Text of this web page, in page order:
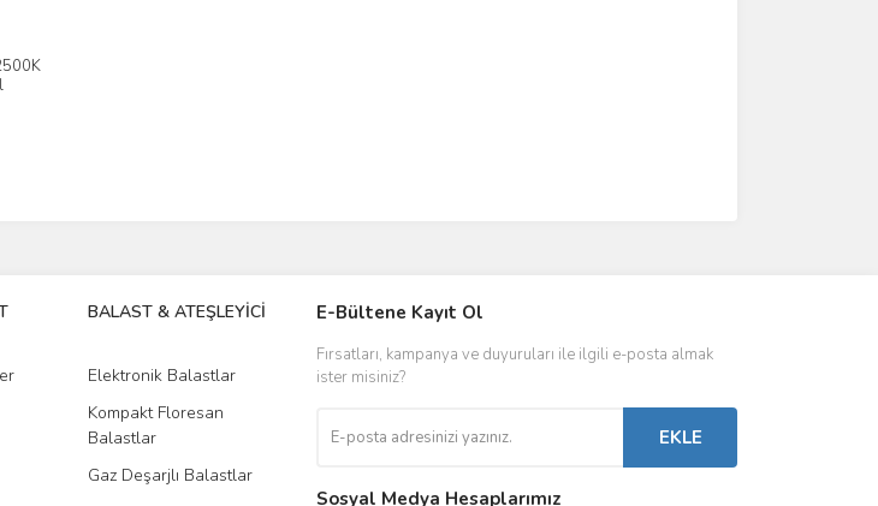
BALAST & ATEŞLEYİCİ
Elektronik Balastlar
Kompakt Floresan
Balastlar
Gaz Deşarjlı Balastlar
DRIVER & TRAFO
Led Driverlar
Kontaktörler
Sigorta & Otomatlar
E-Bültene Kayıt Ol
Fırsatları, kampanya ve duyuruları ile ilgili e-posta almak
ister misiniz?
EKLE
Sosyal Medya Hesaplarımız